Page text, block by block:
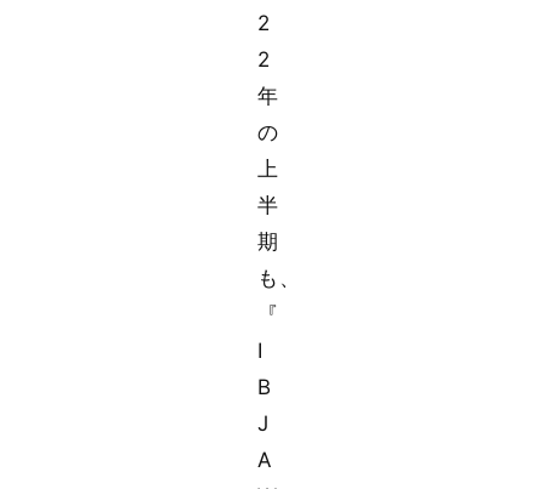
2
2
年
の
上
半
期
も、
『
I
B
J
A